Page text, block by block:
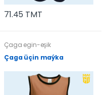
71.45 TMT
Çaga egin-eşik
Çaga üçin maýka